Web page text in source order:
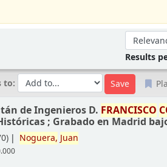
Sort by:
Results
to:
de Ingenieros D. FRANCISCO
; Grabado en Madrid
Noguera, Juan